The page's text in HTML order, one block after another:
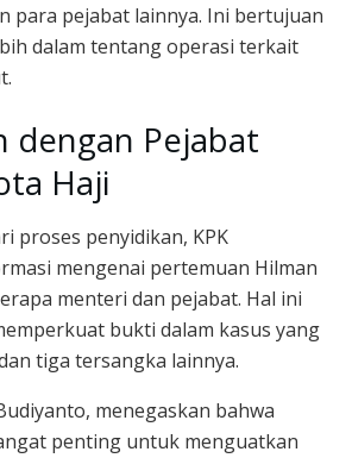
para pejabat lainnya. Ini bertujuan
dalam tentang operasi terkait
dengan Pejabat
Haji
proses penyidikan, KPK
mengenai pertemuan Hilman
menteri dan pejabat. Hal ini
bukti dalam kasus yang
tiga tersangka lainnya.
menegaskan bahwa
penting untuk menguatkan